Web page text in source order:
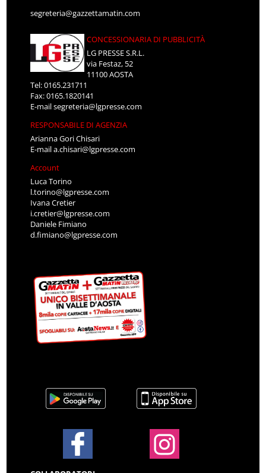
segreteria@gazzettamatin.com
CONCESSIONARIA DI PUBBLICITÀ
LG PRESSE S.R.L.
via Festaz, 52
11100 AOSTA
Tel: 0165.231711
Fax: 0165.1820141
E-mailsegreteria@lgpresse.com
RESPONSABILE DI AGENZIA
Arianna Gori Chisari
E-maila.chisari@lgpresse.com
Account
Luca Torino
l.torino@lgpresse.com
Ivana Cretier
i.cretier@lgpresse.com
Daniele Fimiano
d.fimiano@lgpresse.com